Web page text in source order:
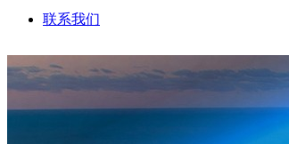
联系我们